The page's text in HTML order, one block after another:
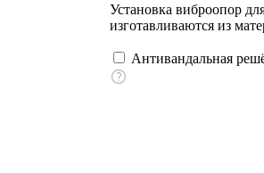
Установка виброопор
изготавливаются из
Антивандальная